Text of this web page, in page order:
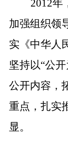
2012年
加强组织领
实《中华人
坚持以“公
公开内容，
重点， 扎实
显。